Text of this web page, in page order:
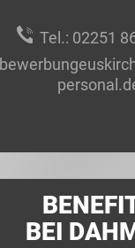
Tel.: 02251
BEI